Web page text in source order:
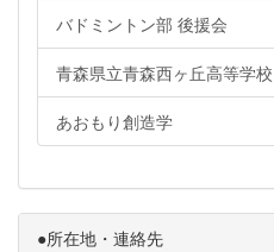
バドミントン部 後援会
青森県立青森西ヶ丘高等学校
あおもり創造学
●所在地・連絡先